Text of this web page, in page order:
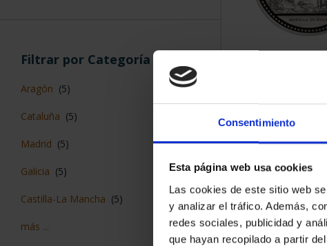
Consentimiento
Esta página web usa cookies
Las cookies de este sitio web
y analizar el tráfico. Además,
redes sociales, publicidad y
que hayan recopilado a partir
Filtrar por Categoría
Aragón (5)
Cataluña (5)
Madrid (5)
Galicia (5)
Castilla-La Mancha (5)
más ...
CAPITALES